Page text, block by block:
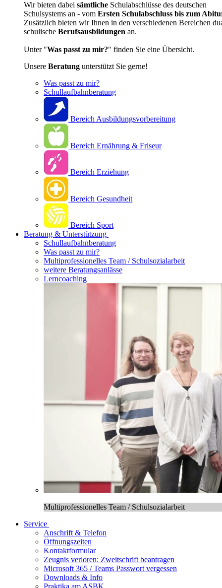
Wir bieten dabei sämtliche Schulabschlüsse des deutschen
Schulsystems an - vom Ersten Schulabschluss bis zum
Zusätzlich bieten wir Ihnen in den verschiedenen Bereichen
schulische Berufsausbildungen an.
Unter "Was passt zu mir?" finden Sie eine Übersicht.
Unsere Beratung unterstützt Sie gerne!
Was passt zu mir?
Schullaufbahnberatung
Bereich Ausbildungsvorbereitung
Bereich Ernährung & Friseur
Bereich Erziehung
Bereich Gesundheit
Bereich Sport
Beratung & Unterstützung
Schullaufbahnberatung
Was passt zu mir?
Multipro­fessionelles Team / Schulsozialarbeit
weitere Beratungsanlässe
Lerncoaching
Multiprofessionelles Team / Schulsozialarbeit
Service
Anschrift & Telefon
Öffnungszeiten
Kontaktformular
Zeugnis verloren: Zweitschrift beantragen
Microsoft 365 / Teams Passwort vergessen
Downloads & Info
Praktika am ASBK